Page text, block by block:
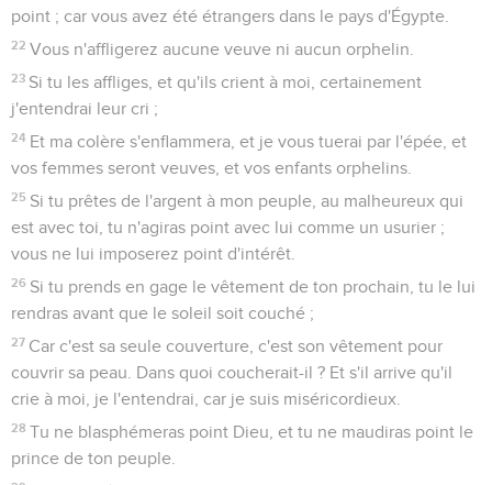
point ; car vous avez été étrangers dans le pays d'Égypte.
22 Vous n'affligerez aucune veuve ni aucun orphelin.
23 Si tu les affliges, et qu'ils crient à moi, certainement
j'entendrai leur cri ;
24 Et ma colère s'enflammera, et je vous tuerai par l'épée, et
vos femmes seront veuves, et vos enfants orphelins.
25 Si tu prêtes de l'argent à mon peuple, au malheureux qui
est avec toi, tu n'agiras point avec lui comme un usurier ;
vous ne lui imposerez point d'intérêt.
26 Si tu prends en gage le vêtement de ton prochain, tu le lui
rendras avant que le soleil soit couché ;
27 Car c'est sa seule couverture, c'est son vêtement pour
couvrir sa peau. Dans quoi coucherait-il ? Et s'il arrive qu'il
crie à moi, je l'entendrai, car je suis miséricordieux.
28 Tu ne blasphémeras point Dieu, et tu ne maudiras point le
prince de ton peuple.